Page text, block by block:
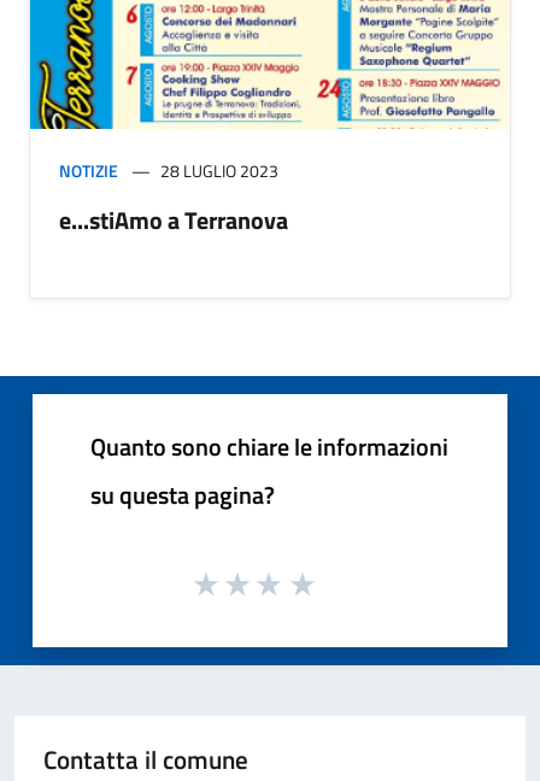
NOTIZIE 28 LUGLIO 2023
e...stiAmo a Terranova
Quanto sono chiare le informazioni
su questa pagina?
Contatta il comune